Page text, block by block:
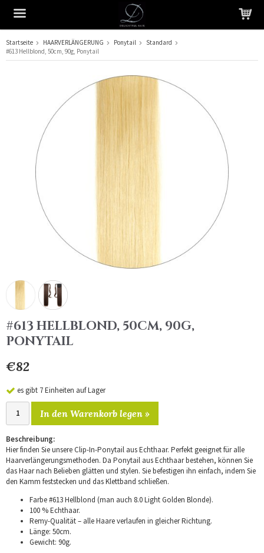
Das Produkt wurde in Ihren Warenkorb gelegt
Startseite HAARVERLÄNGERUNG Ponytail
Standard
#613 Hellblond, 50cm, 90g, Ponytail
#613 HELLBLOND, 50CM, 90G,
PONYTAIL
€82
es gibt 7 Einheiten auf Lager
In den Warenkorb legen »
Beschreibung:
Hier finden Sie unsere Clip-In-Ponytail aus Echthaar. Perfekt geeignet für alle
Haarverlängerungsmethoden. Da Ponytail aus Echthaar bestehen, können Sie
das Haar nach Belieben glätten und stylen. Sie befestigen ihn einfach, indem Sie
den Kamm feststecken und das Klettband schließen.
Farbe #613 Hellblond (man auch 8.0 Light Golden Blonde).
100 % Echthaar.
Remy-Qualität – alle Haare verlaufen in gleicher Richtung.
Länge: 50cm.
Gewicht: 90g.